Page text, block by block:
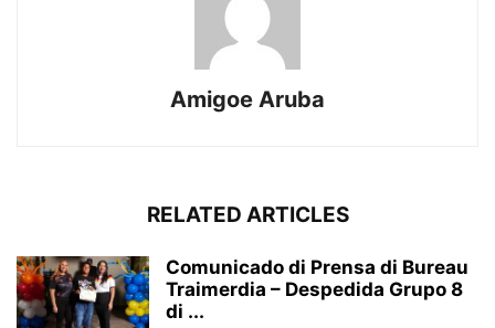
Amigoe Aruba
RELATED ARTICLES
Comunicado di Prensa di Bureau
Traimerdia – Despedida Grupo 8
di ...